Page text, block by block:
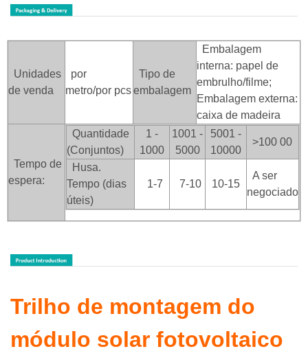
Unidades
de venda
por
metro/por pcs
Tipo de
embalagem
Embalagem
interna: papel de
embrulho/filme;
Embalagem externa:
caixa de madeira
Tempo de
espera:
Quantidade
(Conjuntos)
1 -
1000
1001 -
5000
5001 -
10000
>100 00
Husa.
Tempo (dias
úteis)
1-7 7-10 10-15
A ser
negociado
Trilho de montagem do
módulo solar fotovoltaico